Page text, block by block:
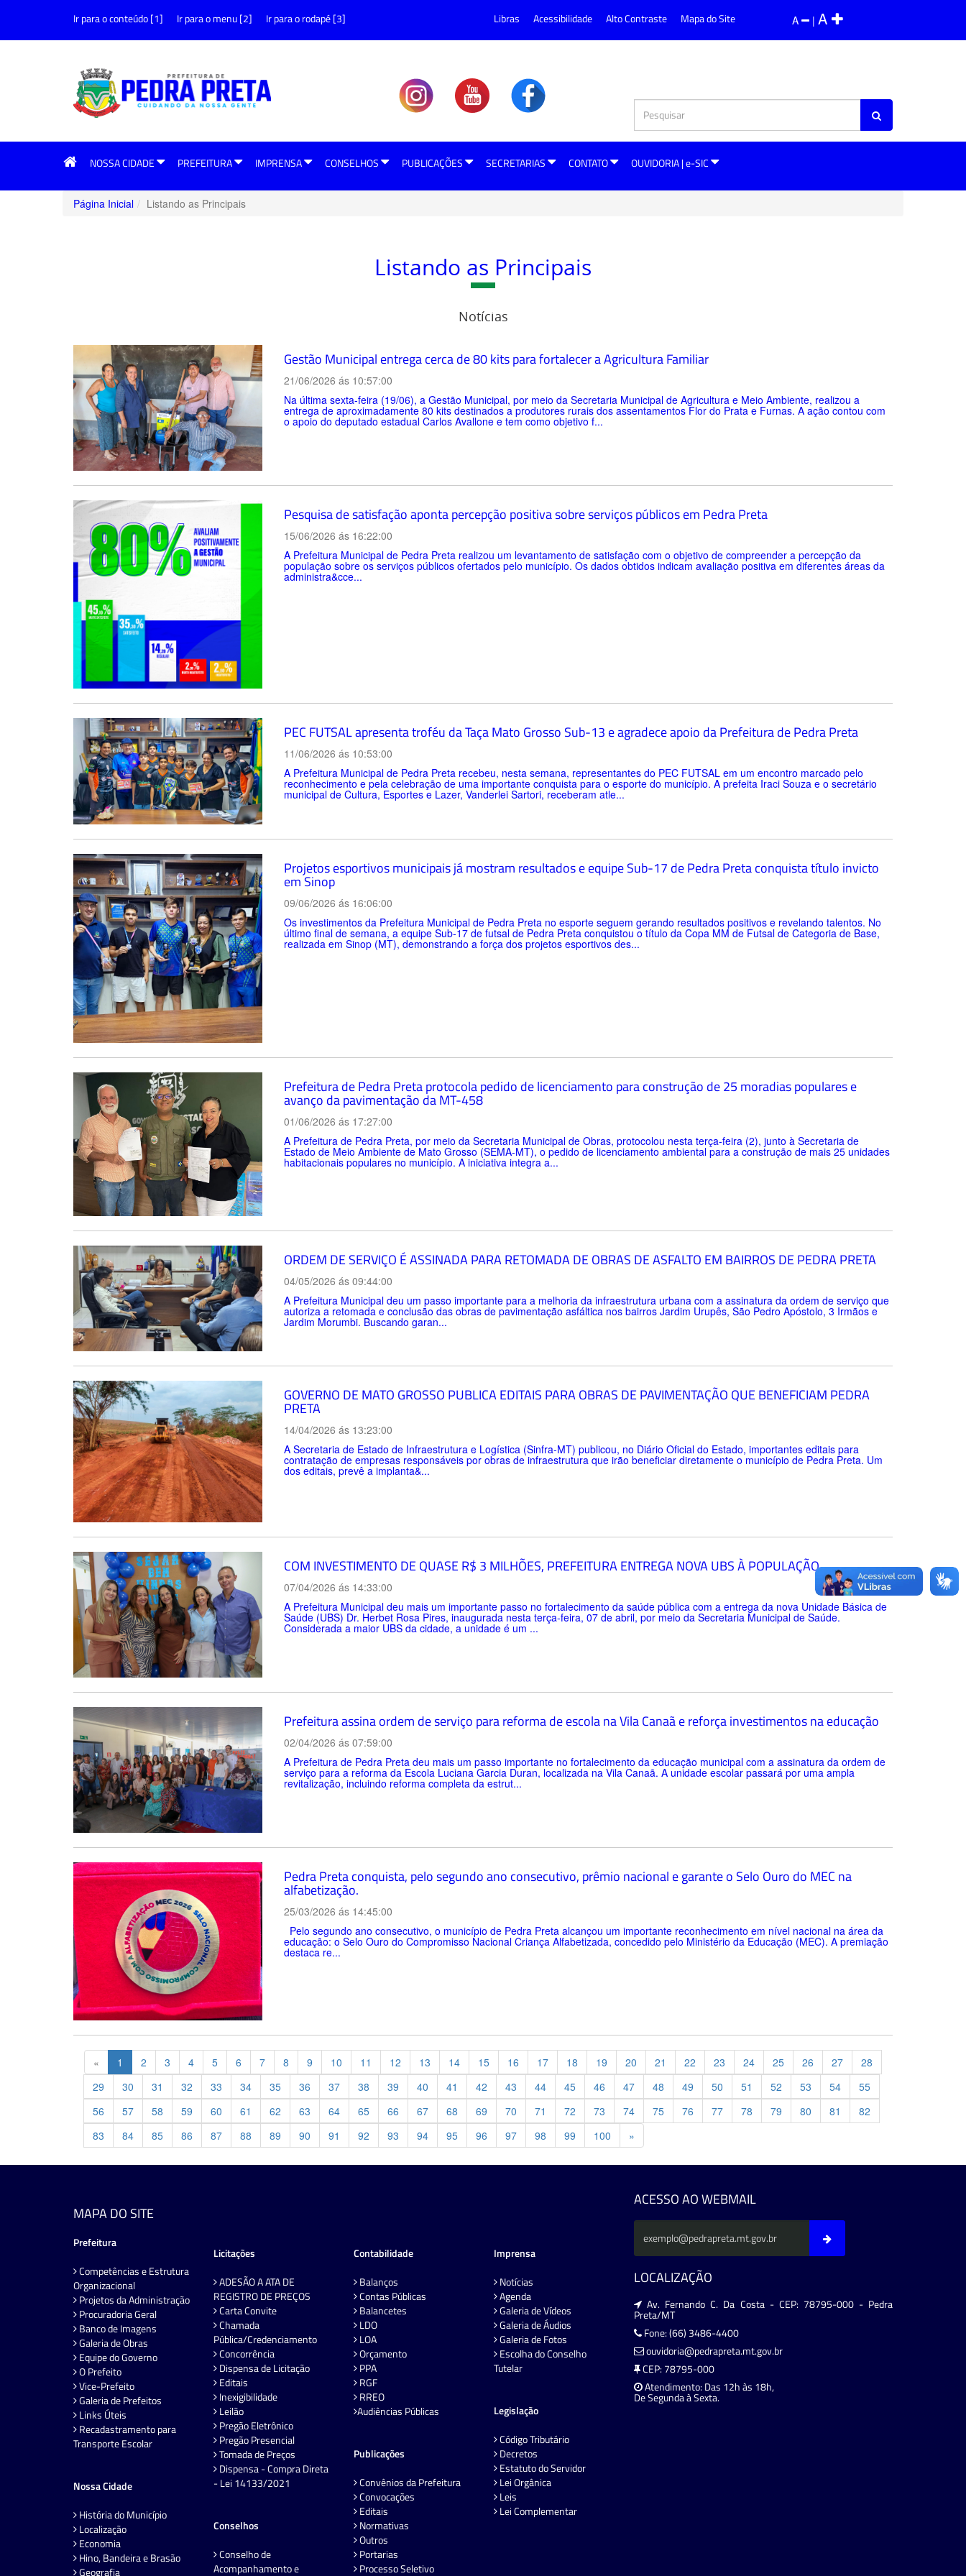
Ir para o conteúdo [1] Ir para o menu [2] Ir para o rodapé [3] A | A
Libras Acessibilidade Alto Contraste Mapa do Site
NOSSA CIDADE PREFEITURA IMPRENSA CONSELHOS PUBLICAÇÕES SECRETARIAS CONTATO OUVIDORIA | e-SIC
Página Inicial Listando as Principais
Listando as Principais
Notícias
Gestão Municipal entrega cerca de 80 kits para fortalecer a Agricultura Familiar
21/06/2026 ás 10:57:00
Na última sexta-feira (19/06), a Gestão Municipal, por meio da Secretaria Municipal de Agricultura e Meio Ambiente, realizou a
entrega de aproximadamente 80 kits destinados a produtores rurais dos assentamentos Flor do Prata e Furnas. A ação contou com
o apoio do deputado estadual Carlos Avallone e tem como objetivo f...
Pesquisa de satisfação aponta percepção positiva sobre serviços públicos em Pedra Preta
15/06/2026 ás 16:22:00
A Prefeitura Municipal de Pedra Preta realizou um levantamento de satisfação com o objetivo de compreender a percepção da
população sobre os serviços públicos ofertados pelo município. Os dados obtidos indicam avaliação positiva em diferentes áreas da
administra&cce...
PEC FUTSAL apresenta troféu da Taça Mato Grosso Sub-13 e agradece apoio da Prefeitura de Pedra Preta
11/06/2026 ás 10:53:00
A Prefeitura Municipal de Pedra Preta recebeu, nesta semana, representantes do PEC FUTSAL em um encontro marcado pelo
reconhecimento e pela celebração de uma importante conquista para o esporte do município. A prefeita Iraci Souza e o secretário
municipal de Cultura, Esportes e Lazer, Vanderlei Sartori, receberam atle...
Projetos esportivos municipais já mostram resultados e equipe Sub-17 de Pedra Preta conquista título invicto
em Sinop
09/06/2026 ás 16:06:00
Os investimentos da Prefeitura Municipal de Pedra Preta no esporte seguem gerando resultados positivos e revelando talentos. No
último final de semana, a equipe Sub-17 de futsal de Pedra Preta conquistou o título da Copa MM de Futsal de Categoria de Base,
realizada em Sinop (MT), demonstrando a força dos projetos esportivos des...
Prefeitura de Pedra Preta protocola pedido de licenciamento para construção de 25 moradias populares e
avanço da pavimentação da MT-458
01/06/2026 ás 17:27:00
A Prefeitura de Pedra Preta, por meio da Secretaria Municipal de Obras, protocolou nesta terça-feira (2), junto à Secretaria de
Estado de Meio Ambiente de Mato Grosso (SEMA-MT), o pedido de licenciamento ambiental para a construção de mais 25 unidades
habitacionais populares no município. A iniciativa integra a...
ORDEM DE SERVIÇO É ASSINADA PARA RETOMADA DE OBRAS DE ASFALTO EM BAIRROS DE PEDRA PRETA
04/05/2026 ás 09:44:00
A Prefeitura Municipal deu um passo importante para a melhoria da infraestrutura urbana com a assinatura da ordem de serviço que
autoriza a retomada e conclusão das obras de pavimentação asfáltica nos bairros Jardim Urupês, São Pedro Apóstolo, 3 Irmãos e
Jardim Morumbi. Buscando garan...
GOVERNO DE MATO GROSSO PUBLICA EDITAIS PARA OBRAS DE PAVIMENTAÇÃO QUE BENEFICIAM PEDRA
PRETA
14/04/2026 ás 13:23:00
A Secretaria de Estado de Infraestrutura e Logística (Sinfra-MT) publicou, no Diário Oficial do Estado, importantes editais para
contratação de empresas responsáveis por obras de infraestrutura que irão beneficiar diretamente o município de Pedra Preta. Um
dos editais, prevê a implanta&...
COM INVESTIMENTO DE QUASE R$ 3 MILHÕES, PREFEITURA ENTREGA NOVA UBS À POPULAÇÃO
07/04/2026 ás 14:33:00
A Prefeitura Municipal deu mais um importante passo no fortalecimento da saúde pública com a entrega da nova Unidade Básica de
Saúde (UBS) Dr. Herbet Rosa Pires, inaugurada nesta terça-feira, 07 de abril, por meio da Secretaria Municipal de Saúde.
Considerada a maior UBS da cidade, a unidade é um ...
Prefeitura assina ordem de serviço para reforma de escola na Vila Canaã e reforça investimentos na educação
02/04/2026 ás 07:59:00
A Prefeitura de Pedra Preta deu mais um passo importante no fortalecimento da educação municipal com a assinatura da ordem de
serviço para a reforma da Escola Luciana Garcia Duran, localizada na Vila Canaã. A unidade escolar passará por uma ampla
revitalização, incluindo reforma completa da estrut...
Pedra Preta conquista, pelo segundo ano consecutivo, prêmio nacional e garante o Selo Ouro do MEC na
alfabetização.
25/03/2026 ás 14:45:00
Pelo segundo ano consecutivo, o município de Pedra Preta alcançou um importante reconhecimento em nível nacional na área da
educação: o Selo Ouro do Compromisso Nacional Criança Alfabetizada, concedido pelo Ministério da Educação (MEC). A premiação
destaca re...
« Previous
1 2 3 4 5 6 7 8 9 10 11 12 13 14 15 16 17 18 19 20 21 22 23 24 25 26 27
28
29
30 31 32 33 34 35 36 37 38 39 40 41 42 43 44 45 46 47 48 49 50 51 52 53 54
55
56
57 58 59 60 61 62 63 64 65 66 67 68 69 70 71 72 73 74 75 76 77 78 79 80 81
82
83
84 85 86 87 88 89 90 91 92 93 94 95 96 97 98 99 100 »
MAPA DO SITE
Prefeitura
Competências e Estrutura
Organizacional
Projetos da Administração
Procuradoria Geral
Banco de Imagens
Galeria de Obras
Equipe do Governo
O Prefeito
Vice-Prefeito
Galeria de Prefeitos
Links Úteis
Recadastramento para
Transporte Escolar
Nossa Cidade
História do Município
Localização
Economia
Hino, Bandeira e Brasão
Geografia
Licitações
ADESÃO A ATA DE
REGISTRO DE PREÇOS
Carta Convite
Chamada
Pública/Credenciamento
Concorrência
Dispensa de Licitação
Editais
Inexigibilidade
Leilão
Pregão Eletrônico
Pregão Presencial
Tomada de Preços
Dispensa - Compra Direta
- Lei 14133/2021
Conselhos
Conselho de
Acompanhamento e
Contabilidade
Balanços
Contas Públicas
Balancetes
LDO
LOA
Orçamento
PPA
RGF
RREO
Audiências Públicas
Publicações
Convênios da Prefeitura
Convocações
Editais
Normativas
Outros
Portarias
Processo Seletivo
Imprensa
Notícias
Agenda
Galeria de Vídeos
Galeria de Áudios
Galeria de Fotos
Escolha do Conselho
Tutelar
Legislação
Código Tributário
Decretos
Estatuto do Servidor
Lei Orgânica
Leis
Lei Complementar
ACESSO AO WEBMAIL
LOCALIZAÇÃO
Av. Fernando C. Da Costa - CEP: 78795-000 - Pedra
Preta/MT
Fone: (66) 3486-4400
ouvidoria@pedrapreta.mt.gov.br
CEP: 78795-000
Atendimento: Das 12h às 18h,
De Segunda à Sexta.